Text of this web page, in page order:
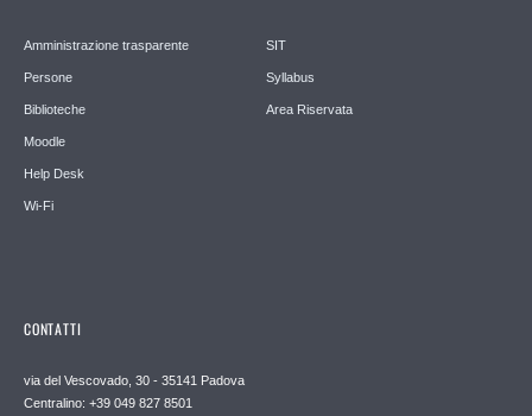
Amministrazione trasparente
Persone
Biblioteche
Moodle
Help Desk
Wi-Fi
SIT
Syllabus
Area Riservata
CONTATTI
via del Vescovado, 30 - 35141 Padova
Centralino: +39 049 827 8501